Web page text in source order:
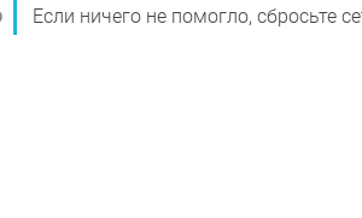
Если ничего не помогло, сбросьте